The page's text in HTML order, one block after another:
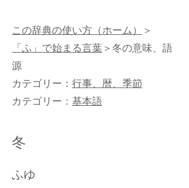
この辞典の使い方（ホーム）＞
「ふ」で始まる言葉＞冬の意味、語
源
カテゴリー： 行事、暦、季節
カテゴリー： 基本語
冬
ふゆ